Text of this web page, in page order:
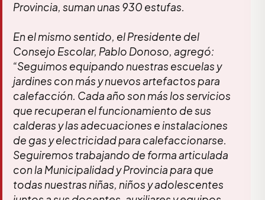
Provincia, suman unas 930 estufas.
En el mismo sentido, el Presidente del
Consejo Escolar, Pablo Donoso, agregó:
“Seguimos equipando nuestras escuelas y
jardines con más y nuevos artefactos para
calefacción. Cada año son más los servicios
que recuperan el funcionamiento de sus
calderas y las adecuaciones e instalaciones
de gas y electricidad para calefaccionarse.
Seguiremos trabajando de forma articulada
con la Municipalidad y Provincia para que
todas nuestras niñas, niños y adolescentes